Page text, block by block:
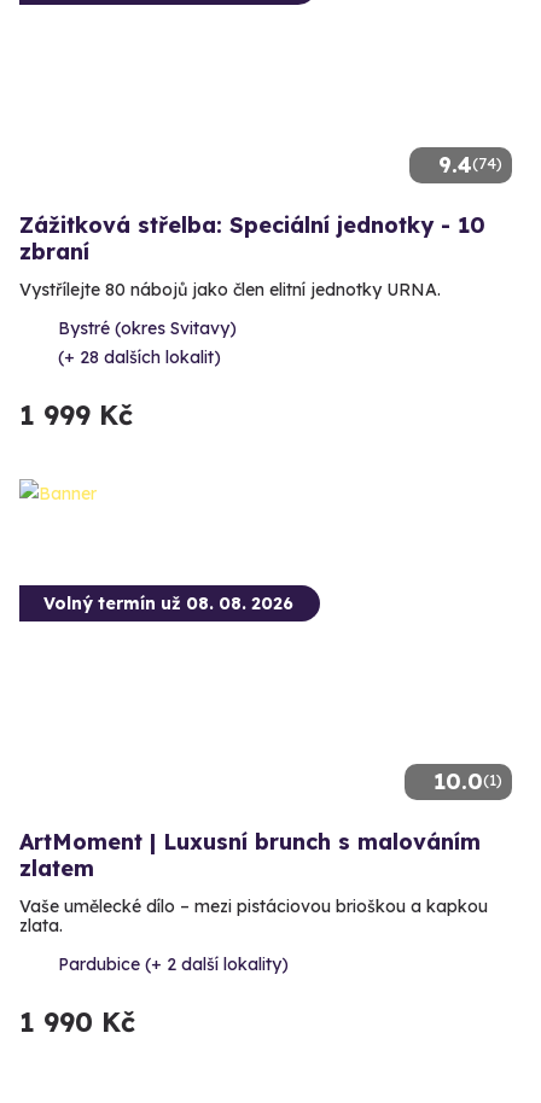
9.4(74)
Zážitková střelba: Speciální jednotky - 10
zbraní
Vystřílejte 80 nábojů jako člen elitní jednotky URNA.
Bystré (okres Svitavy)
(+ 28 dalších lokalit)
1 999 Kč
10.0(1)
Volný termín už 08. 08. 2026
ArtMoment | Luxusní brunch s malováním
zlatem
Vaše umělecké dílo – mezi pistáciovou brioškou a kapkou
zlata.
Pardubice (+ 2 další lokality)
1 990 Kč